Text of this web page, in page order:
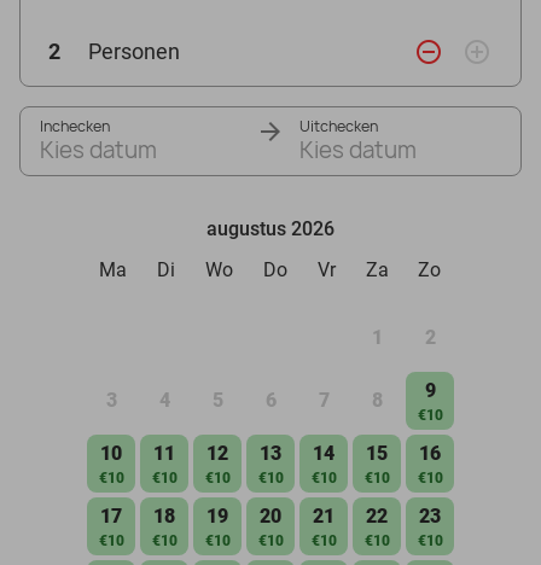
2 Personen remove_circle_outline add_circle_outline
Inchecken
Kies datum
Uitchecken
Kies datum
augustus 2026
Ma
Di Wo Do Vr Za Zo
1 2
3 4 5 6 7 8 9
€10
10
€10
11
€10
12
€10
13
€10
14
€10
15
€10
16
€10
17
€10
18
€10
19
€10
20
€10
21
€10
22
€10
23
€10